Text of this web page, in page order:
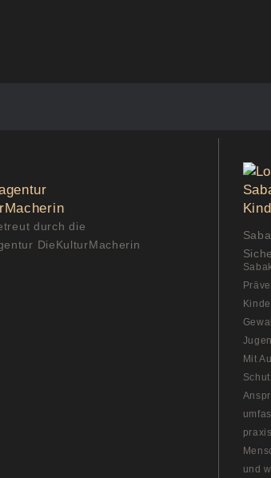
durch die
DieKulturMacherin
Mit
und